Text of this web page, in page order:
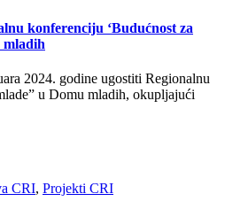
konferenciju ‘Budućnost za
mladih
2024. godine ugostiti Regionalnu
u Domu mladih, okupljajući
CRI, Projekti CRI